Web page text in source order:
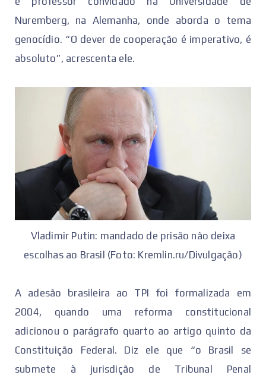
Nuremberg, na Alemanha, onde aborda o tema
genocídio. “O dever de cooperação é imperativo, é
absoluto”, acrescenta ele.
Vladimir Putin: mandado de prisão não deixa
escolhas ao Brasil (Foto: Kremlin.ru/Divulgação)
A adesão brasileira ao TPI foi formalizada em
2004, quando uma reforma constitucional
adicionou o parágrafo quarto ao artigo quinto da
Constituição Federal. Diz ele que “o Brasil se
submete à jurisdição de Tribunal Penal